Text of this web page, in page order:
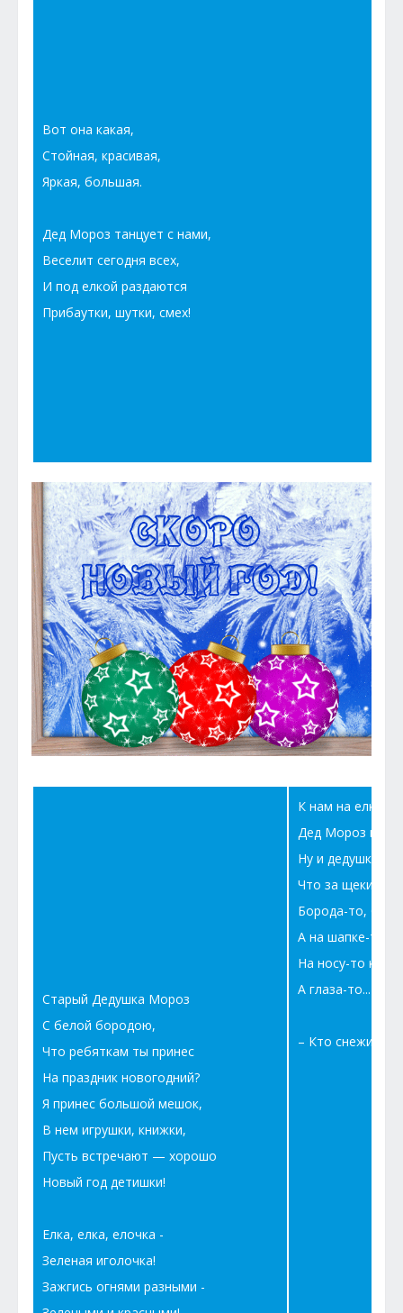
Вот она какая,
Стойная, красивая,
Яркая, большая.
Дед Мороз танцует с нами,
Веселит сегодня всех,
И под елкой раздаются
Прибаутки, шутки, смех!
Старый Дедушка Мороз
С белой бородою,
Что ребяткам ты принес
На праздник новогодний?
Я принес большой мешок,
В нем игрушки, книжки,
Пусть встречают — хорошо
Новый год детишки!
Елка, елка, елочка -
Зеленая иголочка!
Зажгись огнями разными -
К нам на елку –
Дед Мороз идет
Ну и дедушка
Что за щеки, что
Борода-то,
А на шапке-то
На носу-то
А глаза-то...
– Кто снежинки